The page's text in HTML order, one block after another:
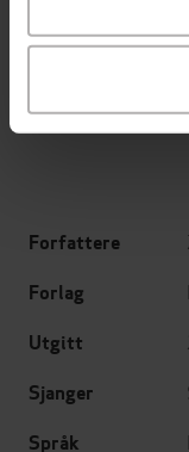
EBOK
Forfattere
Forlag
Utgitt
Sjanger
Språk